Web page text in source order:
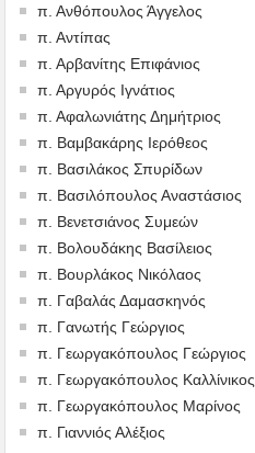
π. Ανθόπουλος Άγγελος
π. Αντίπας
π. Αρβανίτης Επιφάνιος
π. Αργυρός Ιγνάτιος
π. Αφαλωνιάτης Δημήτριος
π. Βαμβακάρης Ιερόθεος
π. Βασιλάκος Σπυρίδων
π. Βασιλόπουλος Αναστάσιος
π. Βενετσιάνος Συμεών
π. Βολουδάκης Βασίλειος
π. Βουρλάκος Νικόλαος
π. Γαβαλάς Δαμασκηνός
π. Γανωτής Γεώργιος
π. Γεωργακόπουλος Γεώργιος
π. Γεωργακόπουλος Καλλίνικος
π. Γεωργακόπουλος Μαρίνος
π. Γιαννιός Αλέξιος